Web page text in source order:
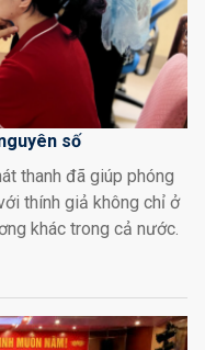
số
thanh đã giúp phóng
thính giả không chỉ ở
khác trong cả nước.